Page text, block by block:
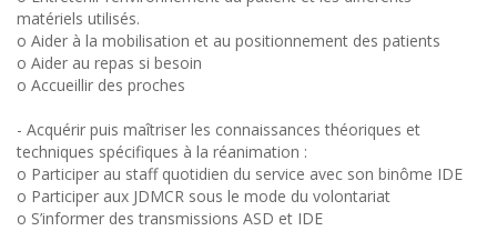
matériels utilisés.
o Aider à la mobilisation et au positionnement des patients
o Aider au repas si besoin
o Accueillir des proches
- Acquérir puis maîtriser les connaissances théoriques et
techniques spécifiques à la réanimation :
o Participer au staff quotidien du service avec son binôme IDE
o Participer aux JDMCR sous le mode du volontariat
o S’informer des transmissions ASD et IDE